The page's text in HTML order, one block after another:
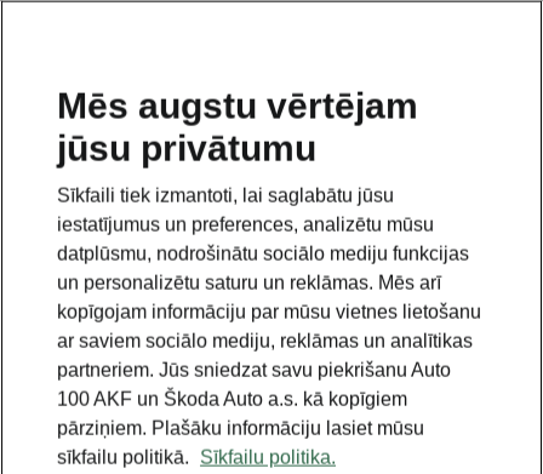
Mēs augstu vērtējam
jūsu privātumu
Sīkfaili tiek izmantoti, lai saglabātu jūsu
iestatījumus un preferences, analizētu mūsu
datplūsmu, nodrošinātu sociālo mediju funkcijas
un personalizētu saturu un reklāmas. Mēs arī
kopīgojam informāciju par mūsu vietnes lietošanu
ar saviem sociālo mediju, reklāmas un analītikas
partneriem. Jūs sniedzat savu piekrišanu Auto
100 AKF un Škoda Auto a.s. kā kopīgiem
pārziņiem. Plašāku informāciju lasiet mūsu
sīkfailu politikā.
Sīkfailu politika.